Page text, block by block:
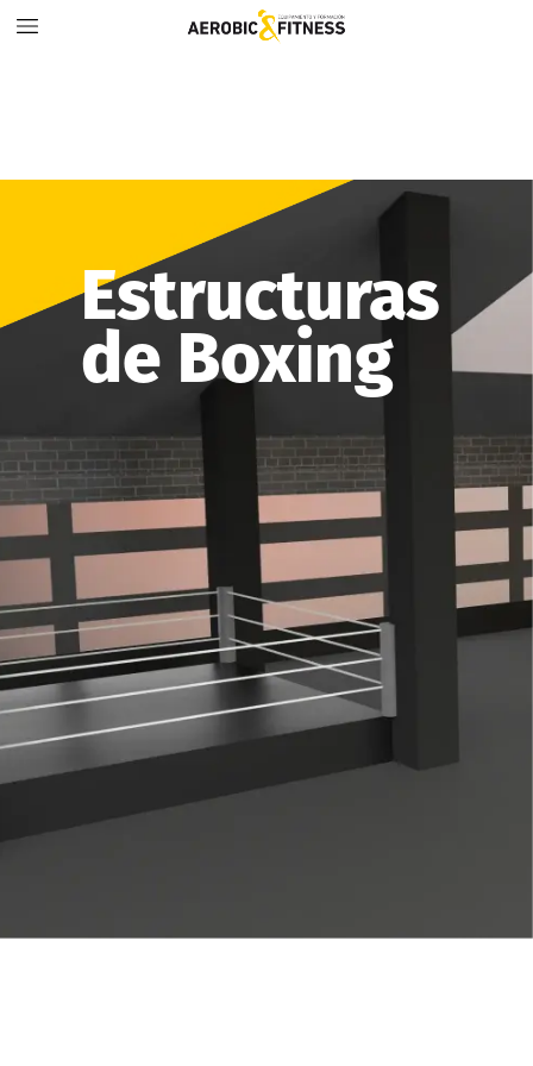
Estructuras
de Boxing